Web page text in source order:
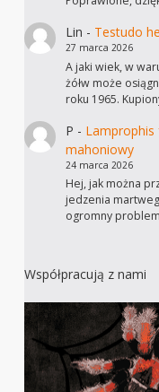
Lin - Testudo
27 marca 2026
A jaki wiek, w
żółw może
roku 1965.
P - Lamprophis
mahoniowy
24 marca 2026
Hej, jak można
jedzenia
ogromny
Współpracują z nami